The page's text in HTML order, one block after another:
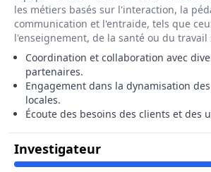
les métiers basés sur l'interaction, la
communication et l'entraide, tels que
l'enseignement, de la santé ou du travail
Coordination et collaboration avec
partenaires.
Engagement dans la dynamisation
locales.
Écoute des besoins des clients et des
InvestigateurPour Le Métier